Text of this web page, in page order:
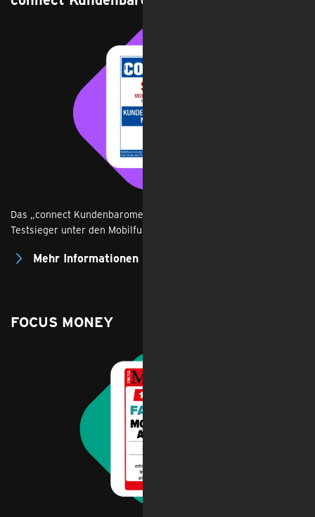
Das „connect Kundenbarometer“ hat congstar 2026 erneut zum
Testsieger unter den Mobilfunkprovidern gekürt.
Mehr Informationen
FOCUS MONEY